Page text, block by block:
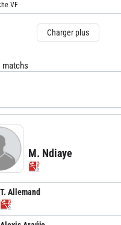
VF
Charger plus
matchs
M. Ndiaye
T. Allemand